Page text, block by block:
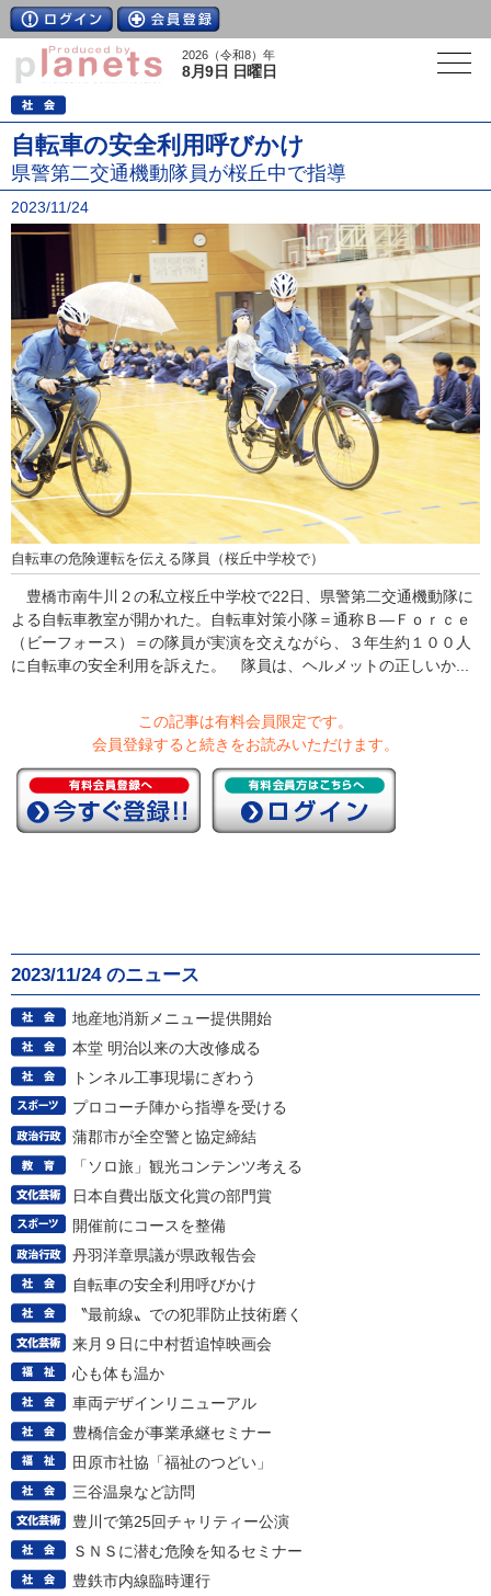
2026（令和8）年
8月9日 日曜日
自転車の安全利用呼びかけ
県警第二交通機動隊員が桜丘中で指導
2023/11/24
自転車の危険運転を伝える隊員（桜丘中学校で）
豊橋市南牛川２の私立桜丘中学校で22日、県警第二交通機動隊に
よる自転車教室が開かれた。自転車対策小隊＝通称Ｂ―Ｆｏｒｃｅ
（ビーフォース）＝の隊員が実演を交えながら、３年生約１００人
に自転車の安全利用を訴えた。 隊員は、ヘルメットの正しいか...
この記事は有料会員限定です。
会員登録すると続きをお読みいただけます。
2023/11/24 のニュース
地産地消新メニュー提供開始
本堂 明治以来の大改修成る
トンネル工事現場にぎわう
プロコーチ陣から指導を受ける
蒲郡市が全空警と協定締結
「ソロ旅」観光コンテンツ考える
日本自費出版文化賞の部門賞
開催前にコースを整備
丹羽洋章県議が県政報告会
自転車の安全利用呼びかけ
〝最前線〟での犯罪防止技術磨く
来月９日に中村哲追悼映画会
心も体も温か
車両デザインリニューアル
豊橋信金が事業承継セミナー
田原市社協「福祉のつどい」
三谷温泉など訪問
豊川で第25回チャリティー公演
ＳＮＳに潜む危険を知るセミナー
豊鉄市内線臨時運行